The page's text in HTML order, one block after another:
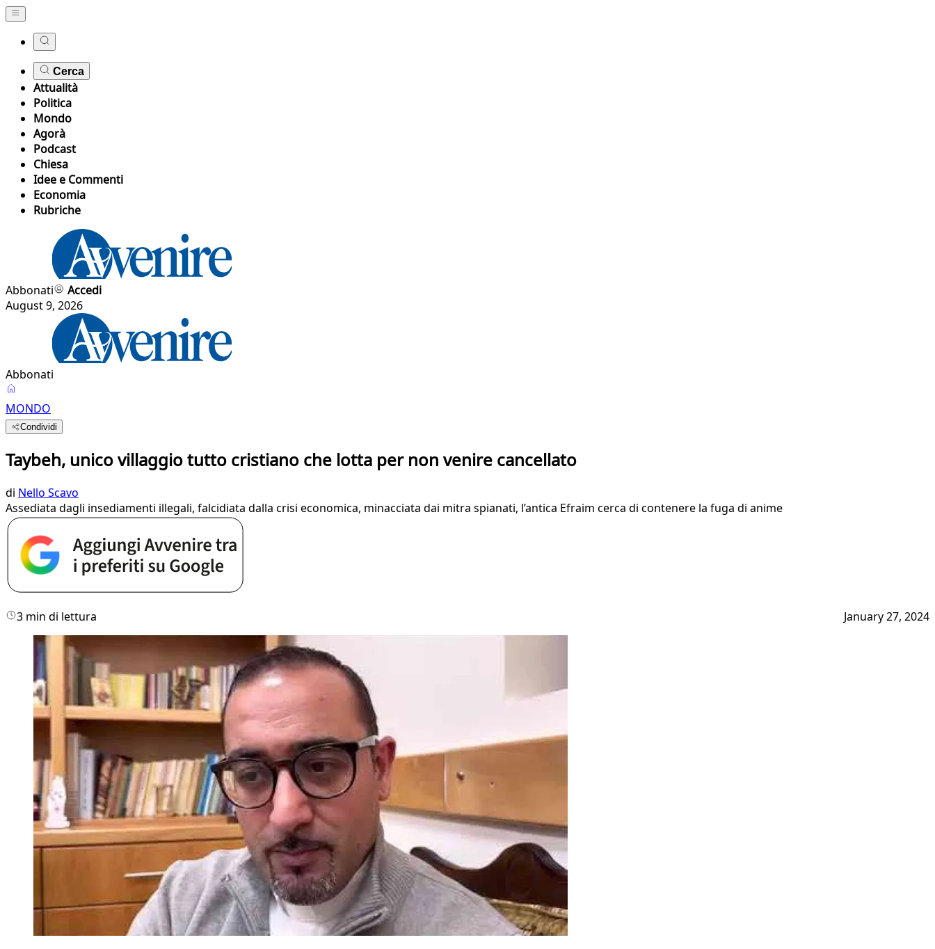
Cerca
Attualità
Politica
Mondo
Agorà
Podcast
Chiesa
Idee e Commenti
Economia
Rubriche
Abbonati
Accedi
August 9, 2026
Abbonati
MONDO
Condividi
Taybeh, unico villaggio tutto cristiano che lotta per non venire cancellato
di Nello Scavo
Assediata dagli insediamenti illegali, falcidiata dalla crisi economica, minacciata dai mitra spianati, l’antica Efraim cerca di contenere la fuga di anime
3 min di lettura January 27, 2024